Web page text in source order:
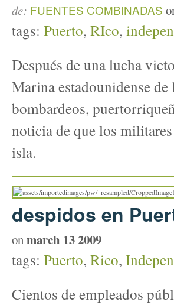
de: FUENTES COMBINADAS
tags: Puerto, RIco,
Después de una lucha
Marina estadounidense
bombardeos,
noticia de que los
isla.
despidos en
onmarch 13 2009
tags: Puerto, Rico,
Cientos de empleados